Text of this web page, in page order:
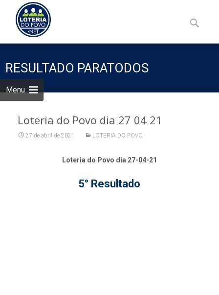
Menu
to
content
por:
RESULTADO PARATODOS
Loteria do Povo dia 27 04 21
27 de abril de 2021 LOTERIA DO POVO
Loteria do Povo dia 27-04-21
5° Resultado